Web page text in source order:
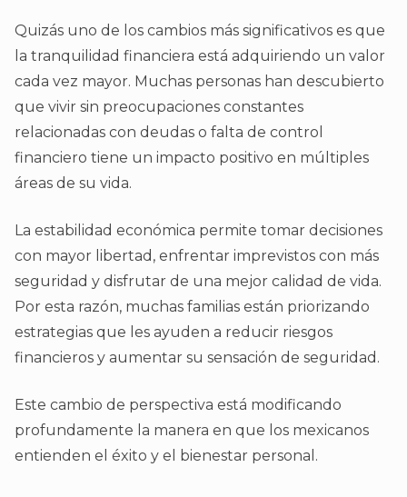
Quizás uno de los cambios más significativos es que
la tranquilidad financiera está adquiriendo un valor
cada vez mayor. Muchas personas han descubierto
que vivir sin preocupaciones constantes
relacionadas con deudas o falta de control
financiero tiene un impacto positivo en múltiples
áreas de su vida.
La estabilidad económica permite tomar decisiones
con mayor libertad, enfrentar imprevistos con más
seguridad y disfrutar de una mejor calidad de vida.
Por esta razón, muchas familias están priorizando
estrategias que les ayuden a reducir riesgos
financieros y aumentar su sensación de seguridad.
Este cambio de perspectiva está modificando
profundamente la manera en que los mexicanos
entienden el éxito y el bienestar personal.